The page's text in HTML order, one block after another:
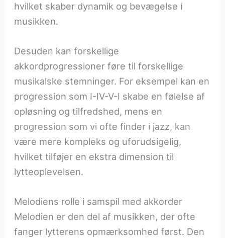
hvilket skaber dynamik og bevægelse i
musikken.
Desuden kan forskellige
akkordprogressioner føre til forskellige
musikalske stemninger. For eksempel kan en
progression som I-IV-V-I skabe en følelse af
opløsning og tilfredshed, mens en
progression som vi ofte finder i jazz, kan
være mere kompleks og uforudsigelig,
hvilket tilføjer en ekstra dimension til
lytteoplevelsen.
Melodiens rolle i samspil med akkorder
Melodien er den del af musikken, der ofte
fanger lytterens opmærksomhed først. Den